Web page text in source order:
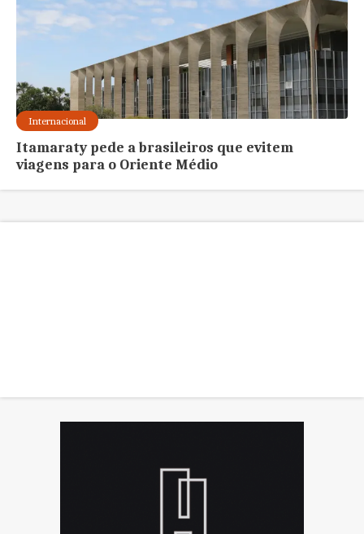
Internacional
Itamaraty pede a brasileiros que evitem
viagens para o Oriente Médio